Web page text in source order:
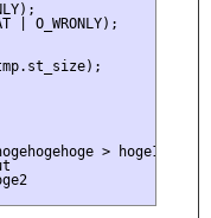
| O_WRONLY);
> hoge1